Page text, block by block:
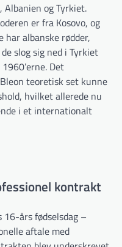
Albanien og Tyrkiet.
er fra Kosovo, og
har albanske rødder,
slog sig ned i Tyrkiet
Det
teoretisk set kunne
hvilket allerede nu
i et internationalt
kontrakt
års fødselsdag –
aftale med